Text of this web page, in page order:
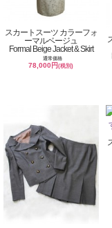
スカートスーツ カラーフォ
ーマルベージュ
Formal Beige Jacket & Skirt
通常価格
78,000円(税別)